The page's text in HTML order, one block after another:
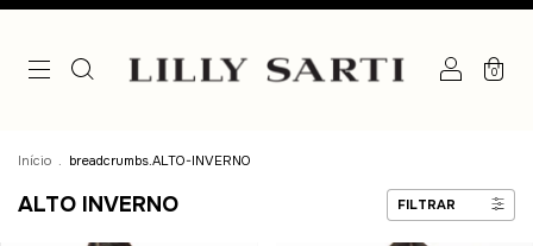
0
Início . breadcrumbs.ALTO-INVERNO
ALTO INVERNO FILTRAR